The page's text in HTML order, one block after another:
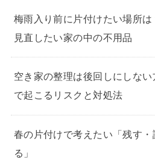
梅雨入り前に片付けたい場所
見直したい家の中の不用品
空き家の整理は後回しにしな
で起こるリスクと対処法
春の片付けで考えたい「残す
る」